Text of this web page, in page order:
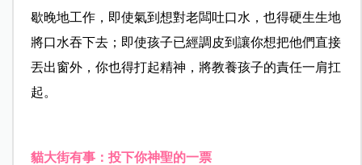
歇晚地工作，即使氣到想對老闆吐口水，也得硬生生地
將口水吞下去；即使孩子已經調皮到讓你想把他們直接
丟出窗外，你也得打起精神，將教養孩子的責任一肩扛
起。
貓大街有事：投下你神聖的一票